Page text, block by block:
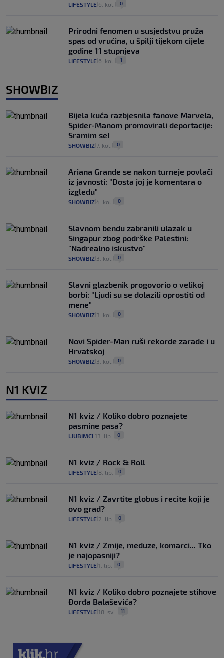
LIFESTYLE 6. kol. 0
Prirodni fenomen u susjedstvu pruža
spas od vrućina, u špilji tijekom cijele
godine 11 stupnjeva
LIFESTYLE 6. kol. 1
SHOWBIZ
Bijela kuća razbjesnila fanove Marvela,
Spider-Manom promovirali deportacije:
Sramim se!
SHOWBIZ 7. kol. 0
Ariana Grande se nakon turneje povlači
iz javnosti: "Dosta joj je komentara o
izgledu"
SHOWBIZ 4. kol. 0
Slavnom bendu zabranili ulazak u
Singapur zbog podrške Palestini:
"Nadrealno iskustvo"
SHOWBIZ 3. kol. 0
Slavni glazbenik progovorio o velikoj
borbi: "Ljudi su se dolazili oprostiti od
mene"
SHOWBIZ 3. kol. 0
Novi Spider-Man ruši rekorde zarade i u
Hrvatskoj
SHOWBIZ 3. kol. 0
N1 KVIZ
N1 kviz / Koliko dobro poznajete
pasmine pasa?
LJUBIMCI 13. lip. 0
N1 kviz / Rock & Roll
LIFESTYLE 8. lip. 0
N1 kviz / Zavrtite globus i recite koji je
ovo grad?
LIFESTYLE 2. lip. 0
N1 kviz / Zmije, meduze, komarci... Tko
je najopasniji?
LIFESTYLE 1. lip. 0
N1 kviz / Koliko dobro poznajete stihove
Đorđa Balaševića?
LIFESTYLE 18. svi. 11